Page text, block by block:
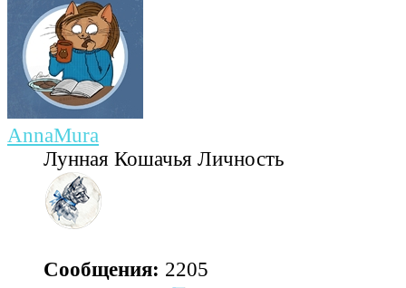
AnnaMura
Лунная Кошачья Личность
Сообщения: 2205